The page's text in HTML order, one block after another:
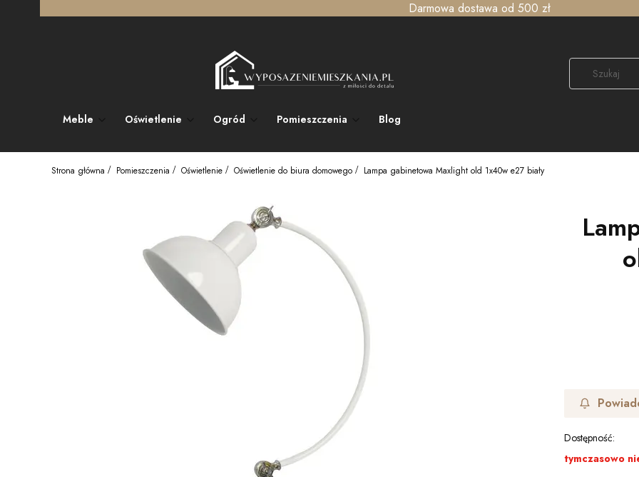
Darmowa dostawa od 500 zł
Meble Oświetlenie Ogród Pomieszczenia Blog
Strona główna Pomieszczenia Oświetlenie Oświetlenie do biura domowego Lampa gabinetowa Maxlight old 1x40w e27 biały
Dostępność:
tymczasowo